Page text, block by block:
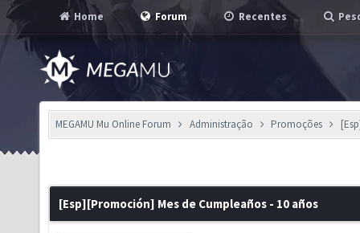
Home Forum Recentes
MEGAMU Mu Online Forum Administração Promoções
[Esp][Promoción] Mes de Cumpleaños - 10 años